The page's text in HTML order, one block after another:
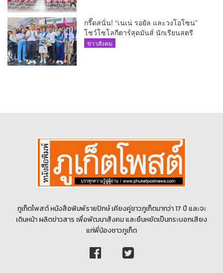
กรี๊ดสนั่น! “เนเน่ รอยัล และวงโอโซน”
โชว์โซโลกีตาร์สุดมันส์ นักเรียนสตรี
ภูเก็ตนั่งไม่ติด ทั้งเต้น-ร้อง
ข่าวสังคม
ภูเก็ตโพสต์ หนังสือพิมพ์รายปักษ์ เคียงคู่ชาวภูเก็ตมากว่า 17 ปี และจะ
เดินหน้า ผลิตข่าวสาร เพื่อพัฒนาสังคม และยืนหยัดเป็นกระบอกเสียง
แก่พี่น้องชาวภูเก็ต